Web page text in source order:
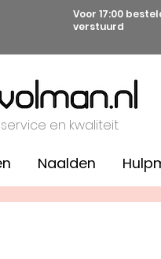
Voor 17:00
verstuurd
service en kwaliteit
Naalden